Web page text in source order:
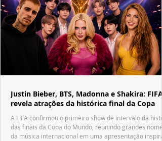
Justin Bieber, BTS, Madonna e Shakira: FIFA
revela atrações da histórica final da Copa
A FIFA confirmou o primeiro show de intervalo da
das finais da Copa do Mundo, reunindo grandes nomes
da música internacional em uma apresentação